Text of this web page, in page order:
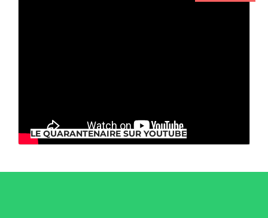
LE QUARANTENAIRE SUR YOUTUBE